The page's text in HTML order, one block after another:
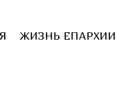
ЖИЗНЬ ЕПАРХИИ